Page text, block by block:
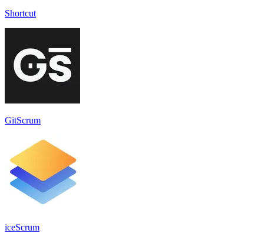
Shortcut
GitScrum
iceScrum